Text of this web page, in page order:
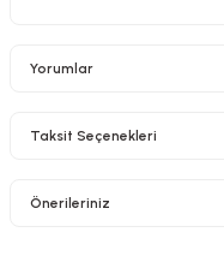
Yorumlar
Taksit Seçenekleri
Önerileriniz